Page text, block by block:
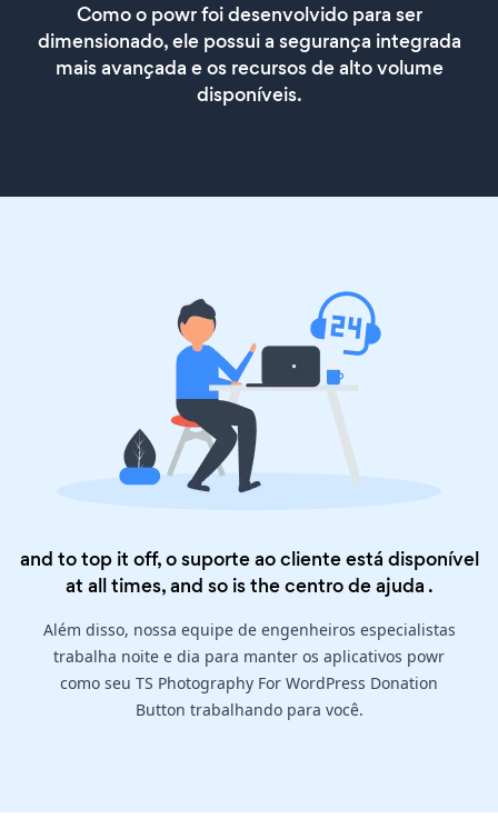
Como o powr foi desenvolvido para ser
dimensionado, ele possui a segurança integrada
mais avançada e os recursos de alto volume
disponíveis.
and to top it off, o suporte ao cliente está disponível
at all times, and so is thecentro de ajuda .
Além disso, nossa equipe de engenheiros especialistas
trabalha noite e dia para manter os aplicativos powr
como seu TS Photography For WordPress Donation
Button trabalhando para você.